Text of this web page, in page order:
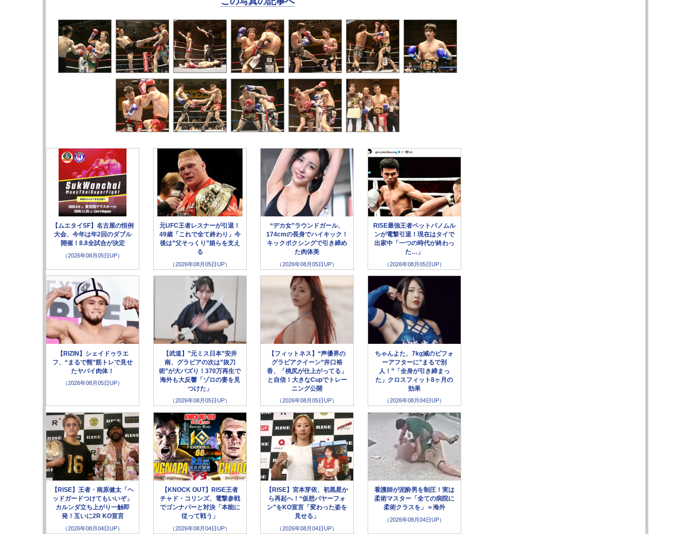
【ムエタイSF】名古屋の恒例
大会、今年は年2回のダブル
開催！8.8全試合が決定
（2026年08月05日UP）
元UFC王者レスナーが引退！
49歳「これで全て終わり」今
後は”父そっくり”娘らを支え
る
（2026年08月05日UP）
“デカ女”ラウンドガール、
174cmの長身でハイキック！
キックボクシングで引き締め
た肉体美
（2026年08月05日UP）
RISE最強王者ペットパノムル
ンが電撃引退！現在はタイで
出家中「一つの時代が終わっ
た…」
（2026年08月05日UP）
【RIZIN】シェイドゥラエ
フ、“まるで熊”筋トレで見せ
たヤバイ肉体！
（2026年08月05日UP）
【武道】”元ミス日本”安井
南、グラビアの次は”抜刀
術”が大バズり！370万再生で
海外も大反響「ゾロの妻を見
つけた」
（2026年08月05日UP）
【フィットネス】“声優界の
グラビアクイーン”井口裕
香、「桃尻が仕上がってる」
と自信！大きなCupでトレー
ニング公開
（2026年08月05日UP）
ちゃんよた、7kg減のビフォ
ーアフターに”まるで別
人！”「全身が引き締まっ
た」クロスフィット8ヶ月の
効果
（2026年08月04日UP）
【RISE】王者・南原健太「ヘ
ッドガードつけてもいいぞ」
カルンダ立ち上がり一触即
発！互いに2R KO宣言
（2026年08月04日UP）
【KNOCK OUT】RISE王者
チャド・コリンズ、電撃参戦
でゴンナパーと対決「本能に
従って戦う」
（2026年08月04日UP）
【RISE】宮本芽依、初黒星か
ら再起へ！“仮想パヤーフォ
ン”をKO宣言「変わった姿を
見せる」
（2026年08月04日UP）
看護師が泥酔男を制圧！実は
柔術マスター「全ての病院に
柔術クラスを」＝海外
（2026年08月04日UP）